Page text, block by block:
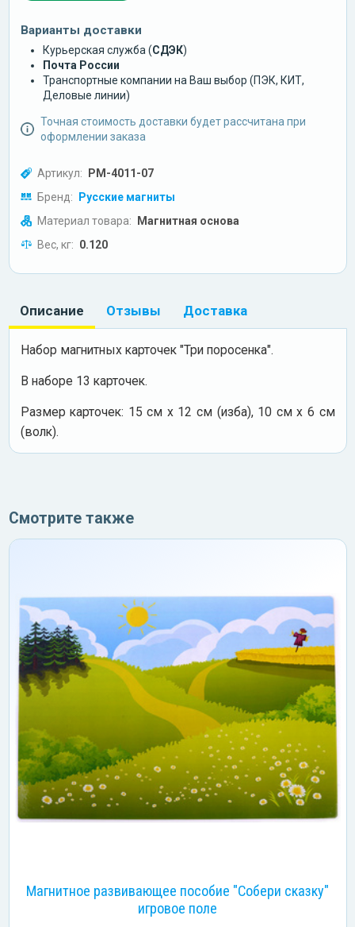
Варианты доставки
Курьерская служба (СДЭК)
Почта России
Транспортные компании на Ваш выбор (ПЭК, КИТ,
Деловые линии)
Точная стоимость доставки будет рассчитана при
оформлении заказа
Артикул: РМ-4011-07
Бренд: Русские магниты
Материал товара: Магнитная основа
Вес, кг: 0.120
Описание Отзывы Доставка
Набор магнитных карточек "Три поросенка".
В наборе 13 карточек.
Размер карточек: 15 см х 12 см (изба), 10 см х 6 см
(волк).
Смотрите также
Магнитное развивающее пособие "Собери сказку"
игровое поле